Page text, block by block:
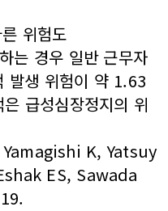
위험도
는 경우 일반 근무자
발생 위험이 약 1.63
급성심장정지의 위
K, Yatsuy
ES, Sawada